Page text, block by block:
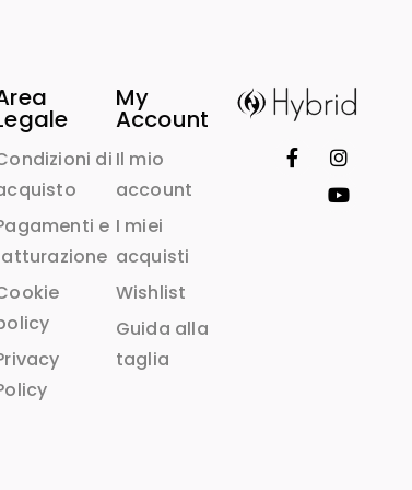
di
e
My
Account
Il mio
account
I miei
acquisti
Wishlist
Guida alla
taglia